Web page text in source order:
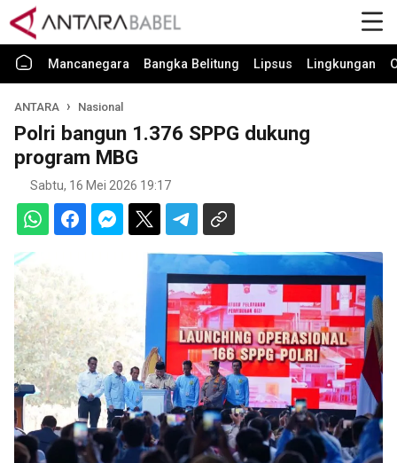
Mancanegara Bangka Belitung Lipsus Lingkungan
ANTARA Nasional
Polri bangun 1.376 SPPG dukung
program MBG
Sabtu, 16 Mei 2026 19:17